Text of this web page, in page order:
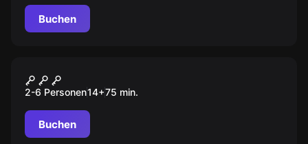
bevor wir alle verloren sind.
Buchen
Zauberschule Der geheime
Auftrag
2-6 Personen14+75 min.
Buchen